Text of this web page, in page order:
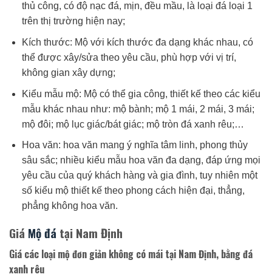
thủ công, có độ nạc đá, mịn, đều mầu, là loại đá loại 1
trên thị trường hiện nay;
Kích thước: Mộ với kích thước đa dạng khác nhau, có
thể được xây/sửa theo yêu cầu, phù hợp với vị trí,
không gian xây dựng;
Kiểu mẫu mộ: Mộ có thể gia công, thiết kế theo các kiểu
mẫu khác nhau như: mộ bành; mộ 1 mái, 2 mái, 3 mái;
mộ đôi; mộ lục giác/bát giác; mộ tròn đá xanh rêu;…
Hoa văn: hoa văn mang ý nghĩa tâm linh, phong thủy
sâu sắc; nhiều kiểu mẫu hoa văn đa dạng, đáp ứng mọi
yêu cầu của quý khách hàng và gia đình, tuy nhiên một
số kiểu mộ thiết kế theo phong cách hiện đại, thẳng,
phẳng không hoa văn.
Giá Mộ đá tại Nam Định
Giá các loại mộ đơn giản không có mái tại Nam Định, bằng đá
xanh rêu